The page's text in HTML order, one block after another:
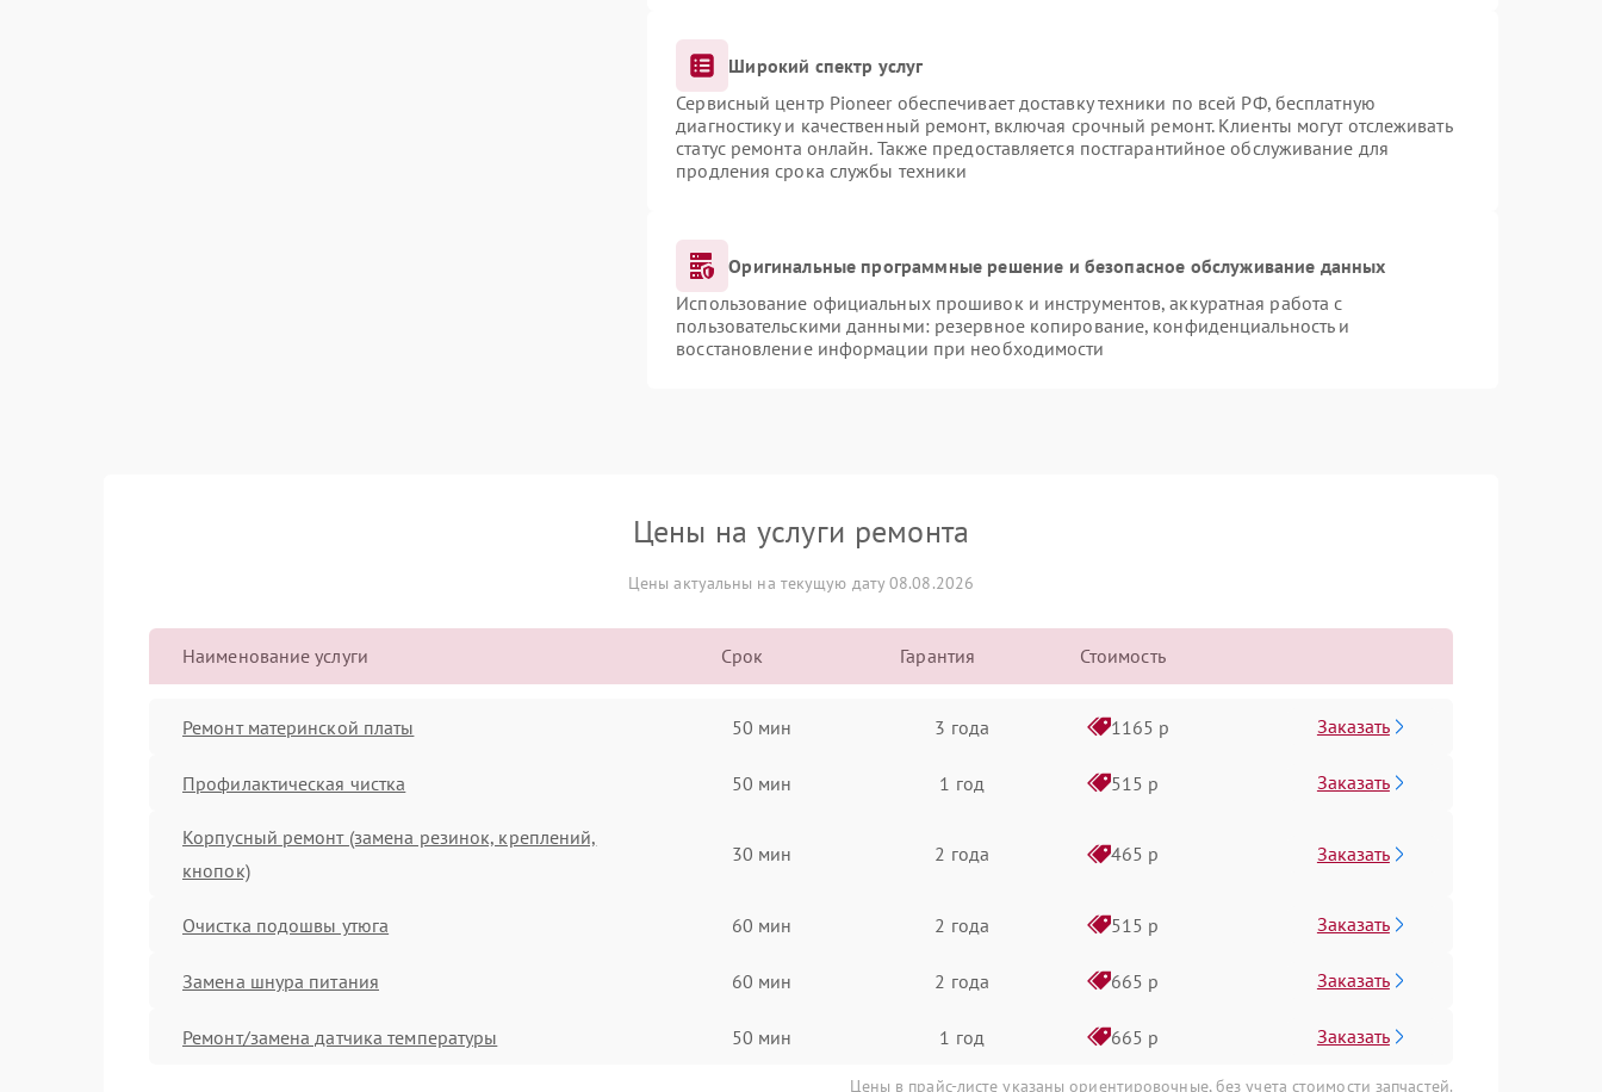
Широкий спектр услуг
Сервисный центр Pioneer обеспечивает доставку техники по всей РФ, бесплатную
диагностику и качественный ремонт, включая срочный ремонт. Клиенты могут отслеживать
статус ремонта онлайн. Также предоставляется постгарантийное обслуживание для
продления срока службы техники
Оригинальные программные решение и безопасное обслуживание данных
Использование официальных прошивок и инструментов, аккуратная работа с
пользовательскими данными: резервное копирование, конфиденциальность и
восстановление информации при необходимости
Цены на услуги ремонта
Цены актуальны на текущую дату 08.08.2026
Наименование услуги Срок Гарантия Стоимость
Ремонт материнской платы 50 мин 3 года 1165 р Заказать
Профилактическая чистка 50 мин 1 год 515 р Заказать
Корпусный ремонт (замена резинок, креплений,
кнопок)
30 мин 2 года 465 р Заказать
Очистка подошвы утюга 60 мин 2 года 515 р Заказать
Замена шнура питания 60 мин 2 года 665 р Заказать
Ремонт/замена датчика температуры 50 мин 1 год 665 р Заказать
Цены в прайс-листе указаны ориентировочные, без учета стоимости запчастей.